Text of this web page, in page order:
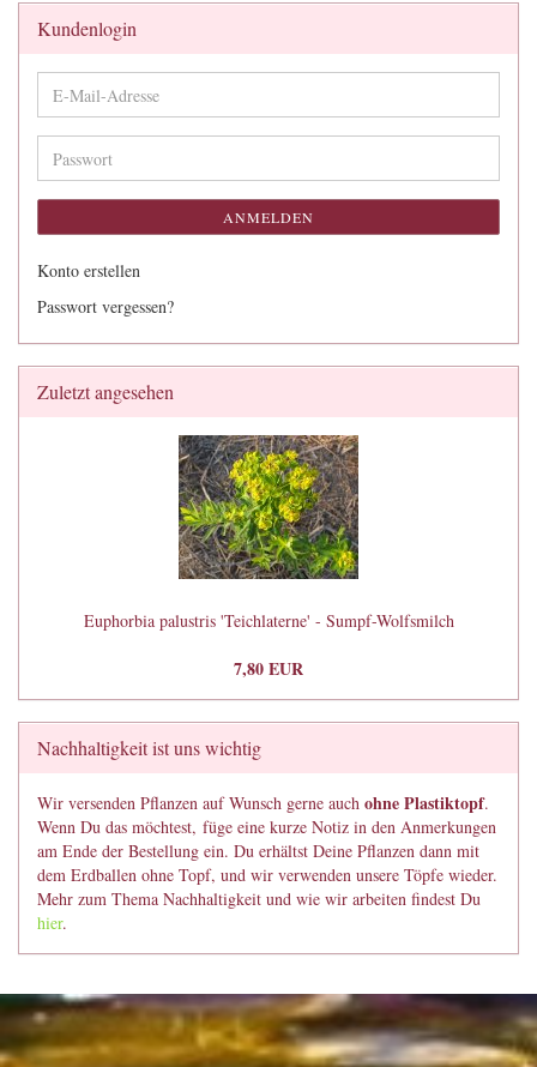
Kundenlogin
E-
Mail-
Adresse
Passwort
ANMELDEN
Konto erstellen
Passwort vergessen?
Zuletzt angesehen
Euphorbia palustris 'Teichlaterne' - Sumpf-Wolfsmilch
7,80 EUR
Nachhaltigkeit ist uns wichtig
Wir versenden Pflanzen auf Wunsch gerne auch ohne Plastiktopf.
Wenn Du das möchtest, füge eine kurze Notiz in den Anmerkungen
am Ende der Bestellung ein. Du erhältst Deine Pflanzen dann mit
dem Erdballen ohne Topf, und wir verwenden unsere Töpfe wieder.
Mehr zum Thema Nachhaltigkeit und wie wir arbeiten findest Du
hier.